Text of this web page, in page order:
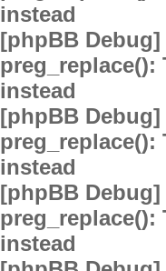
instead
[phpBB Debug]
instead
[phpBB Debug]
instead
[phpBB Debug]
instead